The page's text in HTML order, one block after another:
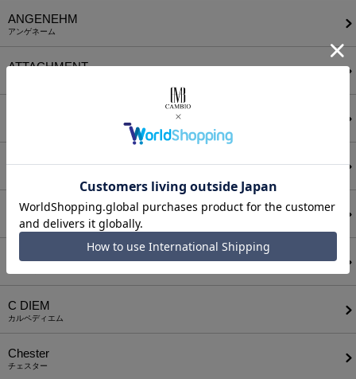
ANGENEHM
アンゲネーム
ATTACHMENT
BODYSONG.
CALL&RESPONSE
コールアンドレスポンス
CAMBIO
C DIEM
カルペディエム
Chester
チェスター